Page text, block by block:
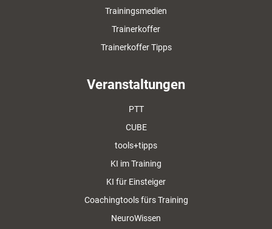
Trainingsmedien
Trainerkoffer
Trainerkoffer Tipps
Veranstaltungen
PTT
CUBE
tools+tipps
KI im Training
KI für Einsteiger
Coachingtools fürs Training
NeuroWissen